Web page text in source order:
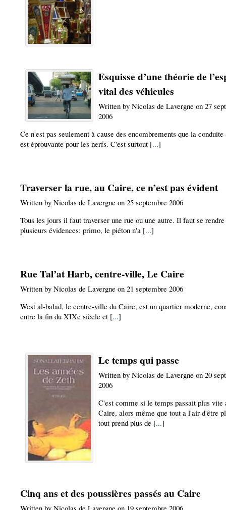
Esquisse d’une théorie de
vital des véhicules
Written by Nicolas de Lavergne on 27
2006
Ce n'est pas seulement à cause des encombrements que la
est éprouvante pour les nerfs. C'est surtout [...]
Traverser la rue, au Caire, ce n’est pas évident
Written by Nicolas de Lavergne on 25 septembre 2006
Tous les jours il faut traverser une rue ou une autre. Il faut se
plusieurs évidences: primo, le piéton n'a [...]
Rue Tal’at Harb, centre-ville, Le Caire
Written by Nicolas de Lavergne on 21 septembre 2006
West al-balad, le centre-ville du Caire, est un quartier moderne,
entre la fin du XIXe siècle et [...]
Le temps qui passe
Written by Nicolas de Lavergne on 20
2006
C'est comme si le temps passait plus vite
Caire, alors même que tout a l'air d'être
tout prend plus de [...]
Cinq ans et des poussières passés au Caire
Written by Nicolas de Lavergne on 19 septembre 2006